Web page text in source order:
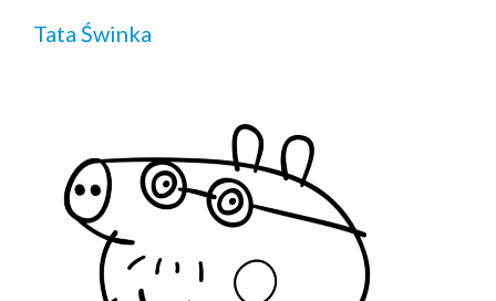
Tata Świnka